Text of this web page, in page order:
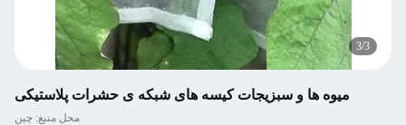
3/3
میوه ها و سبزیجات کیسه های شبکه ی حشرات پلاستیکی
محل منبع: چین